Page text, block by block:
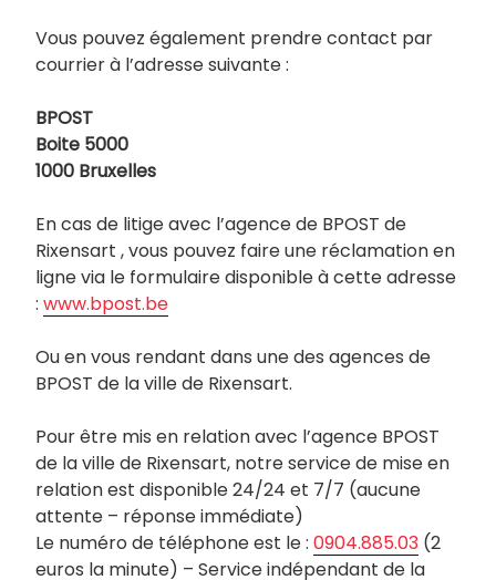
Vous pouvez également prendre contact par
courrier à l’adresse suivante :
BPOST
Boite 5000
1000 Bruxelles
En cas de litige avec l’agence de BPOST de
Rixensart , vous pouvez faire une réclamation en
ligne via le formulaire disponible à cette adresse
: www.bpost.be
Ou en vous rendant dans une des agences de
BPOST de la ville de Rixensart.
Pour être mis en relation avec l’agence BPOST
de la ville de Rixensart, notre service de mise en
relation est disponible 24/24 et 7/7 (aucune
attente – réponse immédiate)
Le numéro de téléphone est le : 0904.885.03 (2
euros la minute) – Service indépendant de la